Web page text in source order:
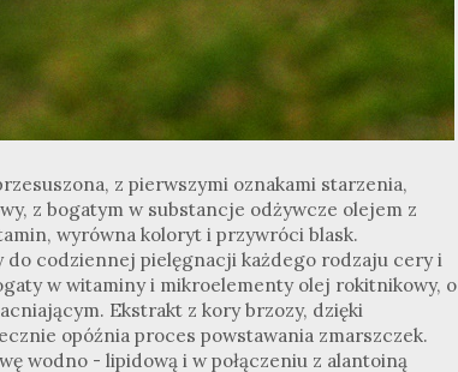
z pierwszymi oznakami starzenia,
z bogatym w substancje odżywcze olejem z
wyrówna koloryt i przywróci blask.
codziennej pielęgnacji każdego rodzaju cery i
w witaminy i mikroelementy olej rokitnikowy, o
Ekstrakt z kory brzozy, dzięki
opóźnia proces powstawania zmarszczek.
wodno - lipidową i w połączeniu z alantoiną